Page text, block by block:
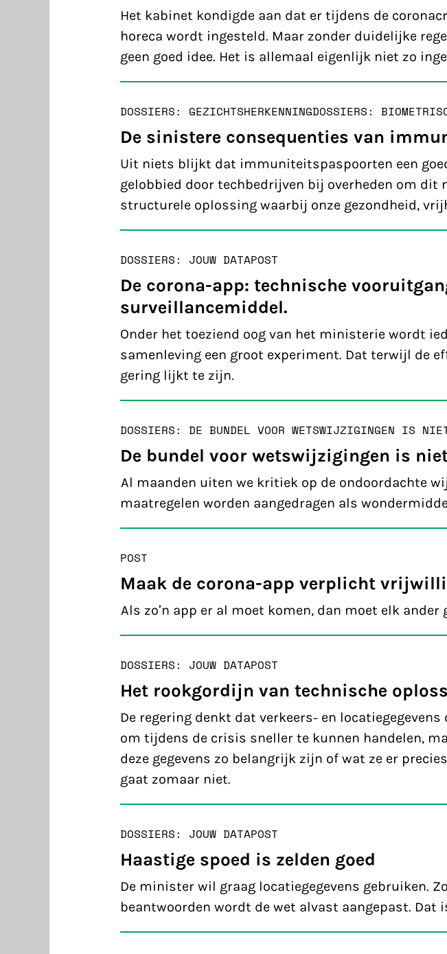
Het kabinet kondigde aan dat er tijdens de
horeca wordt ingesteld. Maar zonder duidelijke
geen goed idee. Het is allemaal eigenlijk niet zo
DOSSIERS: GEZICHTSHERKENNINGDOSSIERS:
De sinistere consequenties van
Uit niets blijkt dat immuniteitspaspoorten een
gelobbied door techbedrijven bij overheden om dit
structurele oplossing waarbij onze gezondheid,
DOSSIERS: JOUW DATAPOST
De corona-app: technische
surveillancemiddel.
Onder het toeziend oog van het ministerie wordt
samenleving een groot experiment. Dat terwijl de
gering lijkt te zijn.
DOSSIERS: DE BUNDEL VOOR WETSWIJZIGINGEN IS
De bundel voor wetswijzigingen is
Al maanden uiten we kritiek op de ondoordachte
maatregelen worden aangedragen als
POST
Maak de corona-app verplicht
Als zo’n app er al moet komen, dan moet elk
DOSSIERS: JOUW DATAPOST
Het rookgordijn van technische
De regering denkt dat verkeers- en
om tijdens de crisis sneller te kunnen handelen,
deze gegevens zo belangrijk zijn of wat ze er
gaat zomaar niet.
DOSSIERS: JOUW DATAPOST
Haastige spoed is zelden goed
De minister wil graag locatiegegevens gebruiken.
beantwoorden wordt de wet alvast aangepast. Dat